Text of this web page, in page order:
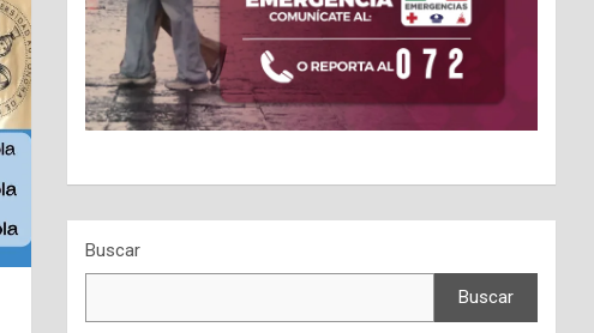
Buscar
Buscar